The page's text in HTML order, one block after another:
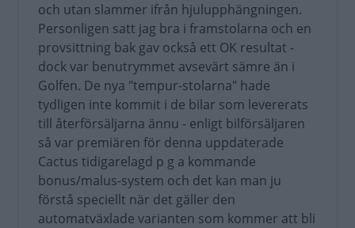
och utan slammer ifrån hjulupphängningen.
Personligen satt jag bra i framstolarna och en
provsittning bak gav också ett OK resultat -
dock var benutrymmet avsevärt sämre än i
Golfen. De nya "tempur-stolarna" hade
tydligen inte kommit i de bilar som levererats
till återförsäljarna ännu - enligt bilförsäljaren
så var premiären för denna uppdaterade
Cactus tidigarelagd p g a kommande
bonus/malus-system och det kan man ju
förstå speciellt när det gäller den
automatväxlade varianten som kommer att bli